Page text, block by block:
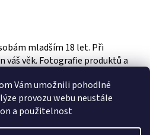
Vám umožnili pohodlné
provozu webu neustále
a použitelnost
mladším 18 let. Při
váš věk. Fotografie produktů a